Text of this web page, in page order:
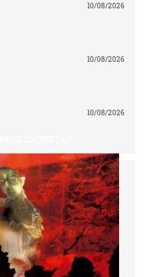
10/08/2026
10/08/2026
10/08/2026